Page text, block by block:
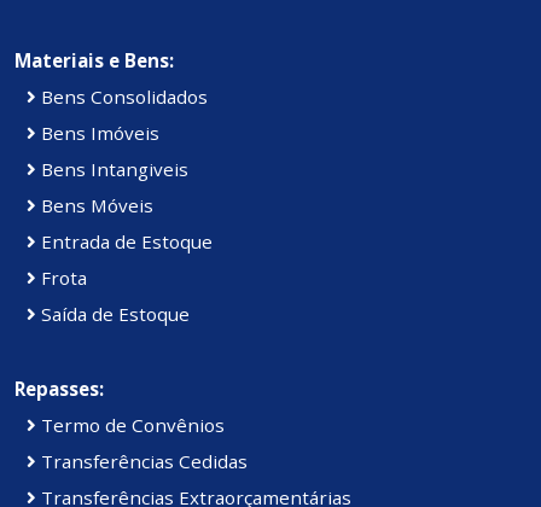
Materiais e Bens:
Bens Consolidados
Bens Imóveis
Bens Intangiveis
Bens Móveis
Entrada de Estoque
Frota
Saída de Estoque
Repasses:
Termo de Convênios
Transferências Cedidas
Transferências Extraorçamentárias